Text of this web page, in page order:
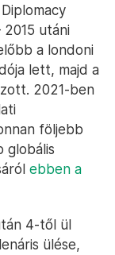
utáni
a londoni
lett, majd a
2021-ben
följebb
globális
ebben a
4-től ül
ülése,